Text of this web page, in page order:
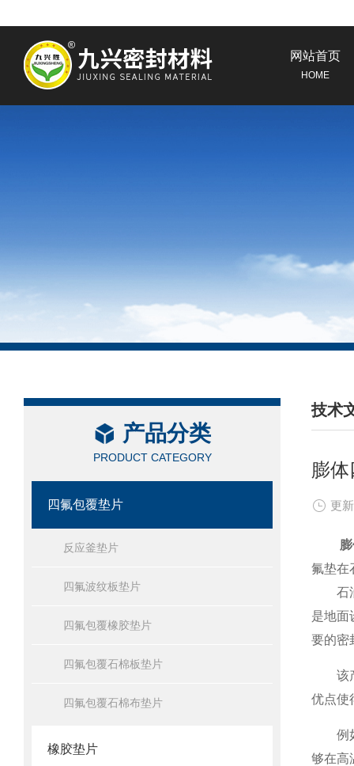
网站首页
HOME
产品分类
PRODUCT CATEGORY
四氟包覆垫片
反应釜垫片
四氟波纹板垫片
四氟包覆橡胶垫片
四氟包覆石棉板垫片
四氟包覆石棉布垫片
橡胶垫片
技术
/
膨
更
氟垫在
石油
是地面
要的密
该产
优点使
例如
够在高